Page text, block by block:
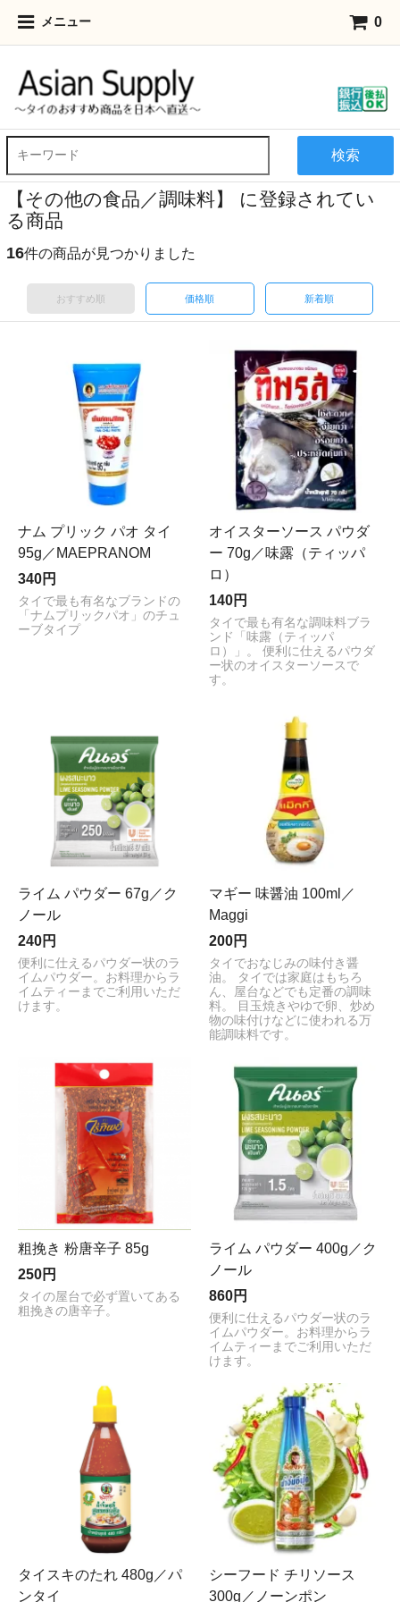
メニュー 0
検索
【その他の食品／調味料】 に登録されてい
る商品
16件の商品が見つかりました
おすすめ順 価格順 新着順
ナム プリック パオ タイ
95g／MAEPRANOM
340円
タイで最も有名なブランドの
「ナムプリックパオ」のチュ
ーブタイプ
オイスターソース パウダ
ー 70g／味露（ティッパ
ロ）
140円
タイで最も有名な調味料ブラ
ンド「味露（ティッパ
ロ）」。 便利に仕えるパウダ
ー状のオイスターソースで
す。
ライム パウダー 67g／ク
ノール
240円
便利に仕えるパウダー状のラ
イムパウダー。お料理からラ
イムティーまでご利用いただ
けます。
マギー 味醤油 100ml／
Maggi
200円
タイでおなじみの味付き醤
油。 タイでは家庭はもちろ
ん、屋台などでも定番の調味
料。 目玉焼きやゆで卵、炒め
物の味付けなどに使われる万
能調味料です。
粗挽き 粉唐辛子 85g
250円
タイの屋台で必ず置いてある
粗挽きの唐辛子。
ライム パウダー 400g／ク
ノール
860円
便利に仕えるパウダー状のラ
イムパウダー。お料理からラ
イムティーまでご利用いただ
けます。
タイスキのたれ 480g／パ
ンタイ
シーフード チリソース
300g／ノーンポン